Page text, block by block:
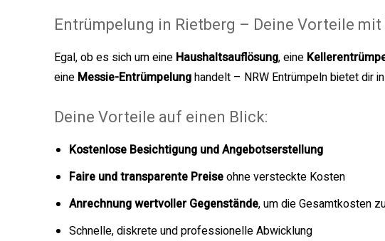
Entrümpelung in Rietberg – Deine Vorteile mit
Egal, ob es sich um eine Haushaltsauflösung, eine
eine Messie-Entrümpelunghandelt – NRW Entrümpeln bietet dir
Deine Vorteile auf einen Blick:
Kostenlose Besichtigung und Angebotserstellung
Faire und transparente Preiseohne versteckte Kosten
Anrechnung wertvoller Gegenstände, um die Gesamtkosten
Schnelle, diskrete und professionelle Abwicklung